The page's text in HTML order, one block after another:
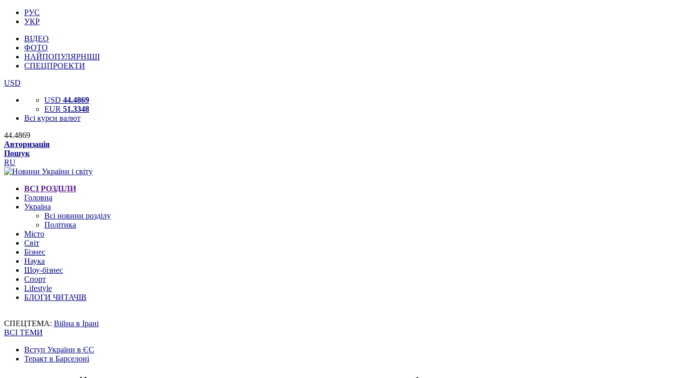
РУС
УКР
ВІДЕО
ФОТО
НАЙПОПУЛЯРНІШІ
СПЕЦПРОЕКТИ
USD
USD 44.4869
EUR 51.3348
Всі курси валют
44.4869
Авторизація
Пошук
RU
ВСІ РОЗДІЛИ
Головна
Україна
Всі новини розділу
Політика
Місто
Світ
Бізнес
Наука
Шоу-бізнес
Спорт
Lifestyle
БЛОГИ ЧИТАЧІВ
СПЕЦТЕМА: Війна в Ірані
ВСІ ТЕМИ
Вступ України в ЄС
Теракт в Барселоні